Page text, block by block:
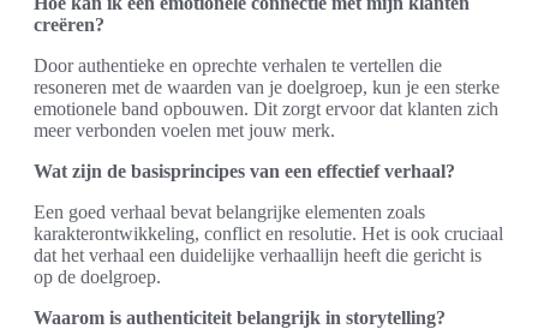
creëren?
Door authentieke en oprechte verhalen te vertellen die
resoneren met de waarden van je doelgroep, kun je een sterke
emotionele band opbouwen. Dit zorgt ervoor dat klanten zich
meer verbonden voelen met jouw merk.
Wat zijn de basisprincipes van een effectief verhaal?
Een goed verhaal bevat belangrijke elementen zoals
karakterontwikkeling, conflict en resolutie. Het is ook cruciaal
dat het verhaal een duidelijke verhaallijn heeft die gericht is
op de doelgroep.
Waarom is authenticiteit belangrijk in storytelling?